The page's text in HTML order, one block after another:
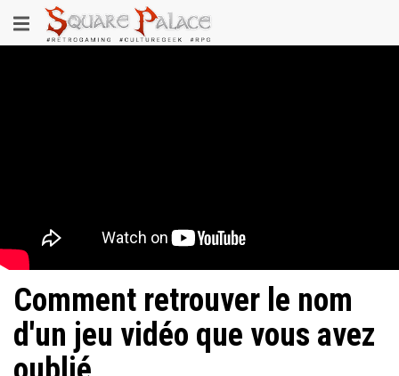
au
contenu
Toggle
navigation
Comment retrouver le nom
d'un jeu vidéo que vous avez